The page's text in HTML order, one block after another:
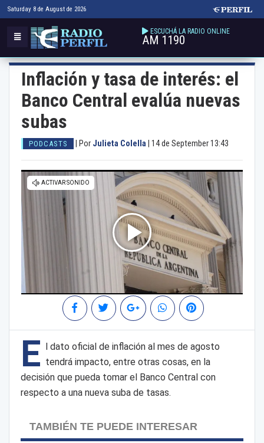
Saturday 8 de August de 2026
ESCUCHÁ LA RADIO ONLINE
AM 1190
Inflación y tasa de interés: el
Banco Central evalúa nuevas
subas
PODCASTS Por Julieta Colella 14 de September 13:43
E l dato oficial de inflación al mes de agosto
tendrá impacto, entre otras cosas, en la
decisión que pueda tomar el Banco Central con
respecto a una nueva suba de tasas.
TAMBIÉN TE PUEDE INTERESAR